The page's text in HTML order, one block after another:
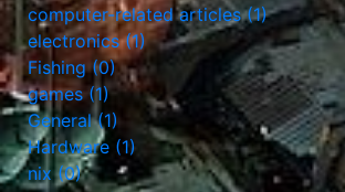
computer-related articles (1)
electronics (1)
Fishing (0)
games (1)
General (1)
Hardware (1)
nix (0)